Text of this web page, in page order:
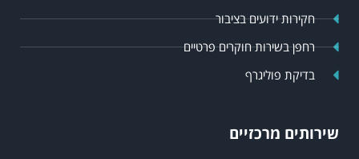
חקירות ידועים בציבור
רחפן בשירות חוקרים פרטיים
בדיקת פוליגרף
שירותים מרכזיים